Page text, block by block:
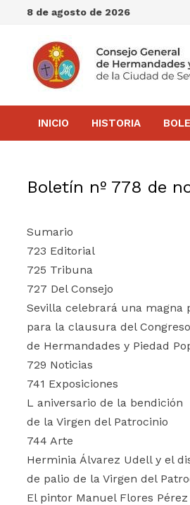
Saltar
contenido
8 de agosto de 2026
INICIO HISTORIA
Boletín nº 778 de
Sumario
723 Editorial
725 Tribuna
727 Del Consejo
Sevilla celebrará una magna
para la clausura del
de Hermandades y Piedad
729 Noticias
741 Exposiciones
L aniversario de la bendición
de la Virgen del Patrocinio
744 Arte
Herminia Álvarez Udell y el
de palio de la Virgen del
El pintor Manuel Flores Pérez